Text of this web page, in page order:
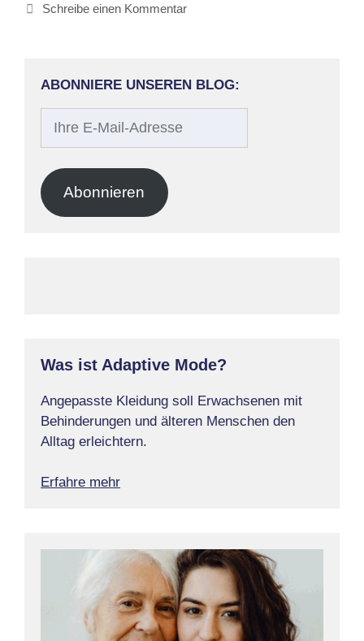
Schreibe einen Kommentar
ABONNIERE UNSEREN BLOG:
Adresse
Abonnieren
Was ist Adaptive Mode?
Angepasste Kleidung soll Erwachsenen mit
Behinderungen und älteren Menschen den
Alltag erleichtern.
Erfahre mehr